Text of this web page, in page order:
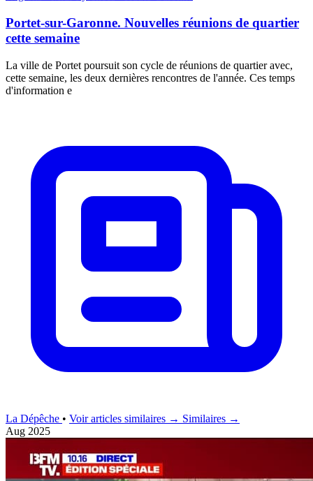
Portet-sur-Garonne. Nouvelles réunions de quartier
cette semaine
La ville de Portet poursuit son cycle de réunions de quartier avec,
cette semaine, les deux dernières rencontres de l'année. Ces temps
d'information e
La Dépêche • Voir articles similaires → Similaires →
Aug 2025